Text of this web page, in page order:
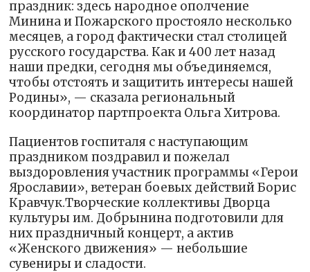
праздник: здесь народное ополчение
Минина и Пожарского простояло несколько
месяцев, а город фактически стал столицей
русского государства. Как и 400 лет назад
наши предки, сегодня мы объединяемся,
чтобы отстоять и защитить интересы нашей
Родины», — сказала региональный
координатор партпроекта Ольга Хитрова.
Пациентов госпиталя с наступающим
праздником поздравил и пожелал
выздоровления участник программы «Герои
Ярославии», ветеран боевых действий Борис
Кравчук.Творческие коллективы Дворца
культуры им. Добрынина подготовили для
них праздничный концерт, а актив
«Женского движения» — небольшие
сувениры и сладости.